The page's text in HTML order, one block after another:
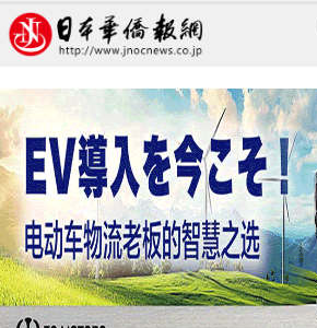
夏立言访大陆带来两岸新气象
王键 专栏 台海风云★王键
日本华侨报 2023/2/21 10:33:31